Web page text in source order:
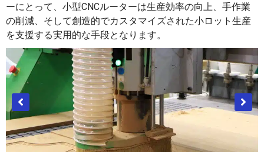
ーにとって、小型CNCルーターは生産効率の向上、手作業
の削減、そして創造的でカスタマイズされた小ロット生産
を支援する実用的な手段となります。